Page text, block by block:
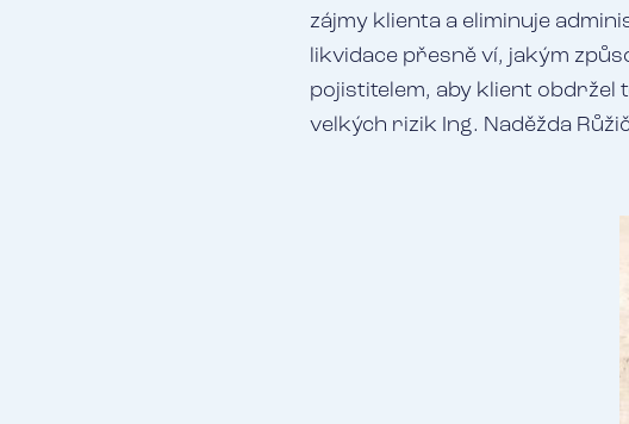
zájmy klienta a eliminuje
likvidace přesně ví, jakým
pojistitelem, aby klient obdržel
velkých rizik Ing. Naděžda